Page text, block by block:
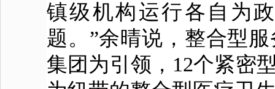
镇级机构运行各自为
题。”余晴说，整合型
集团为引领，12个紧密